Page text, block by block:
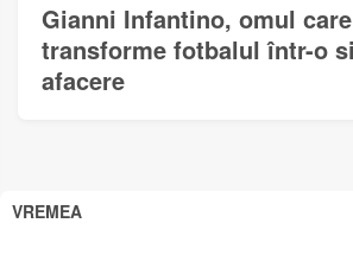
Gianni Infantino, omul
transforme fotbalul într-o
afacere
VREMEA